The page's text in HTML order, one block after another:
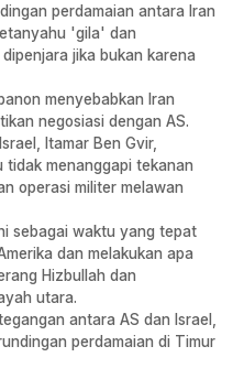
perdamaian antara Iran
'gila' dan
jika bukan karena
menyebabkan Iran
negosiasi dengan AS.
Itamar Ben Gvir,
menanggapi tekanan
operasi militer melawan
sebagai waktu yang tepat
dan melakukan apa
Hizbullah dan
utara.
antara AS dan Israel,
perdamaian di Timur